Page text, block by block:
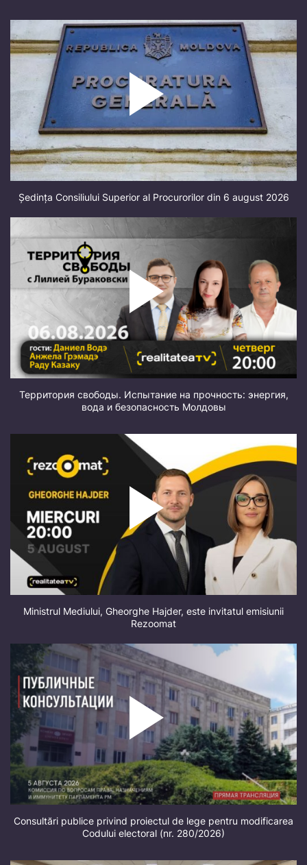
Ședința Consiliului Superior al Procurorilor din 6 august 2026
Территория свободы. Испытание на прочность: энергия,
вода и безопасность Молдовы
Ministrul Mediului, Gheorghe Hajder, este invitatul emisiunii
Rezoomat
Consultări publice privind proiectul de lege pentru modificarea
Codului electoral (nr. 280/2026)